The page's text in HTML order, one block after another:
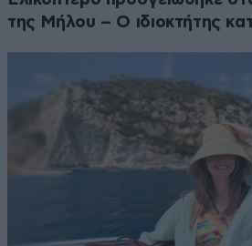
της Μήλου – Ο ιδιοκτήτης